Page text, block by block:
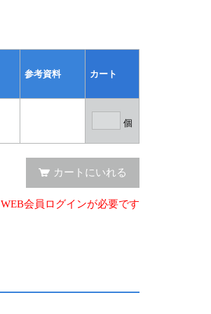
参考資料 カート
個
カートにいれる
WEB会員ログインが必要です